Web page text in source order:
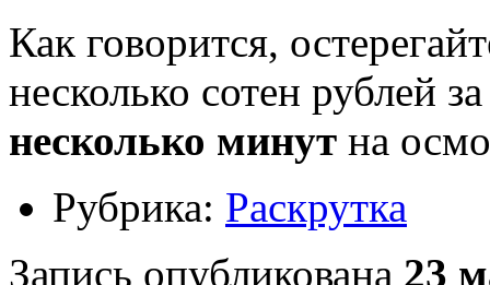
Как говорится,
несколько сотен рублей
несколько минут на
Рубрика: Раскрутка
Запись опубликована 23